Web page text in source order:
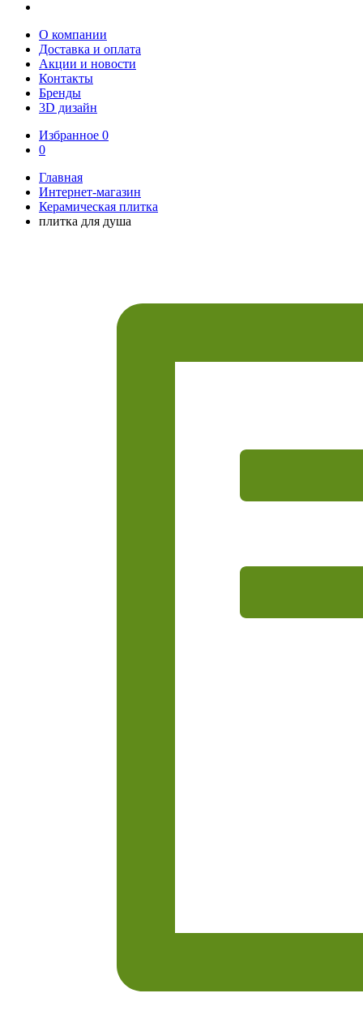
О компании
Доставка и оплата
Акции и новости
Контакты
Бренды
3D дизайн
Избранное 0
0
Главная
Интернет-магазин
Керамическая плитка
плитка для душа